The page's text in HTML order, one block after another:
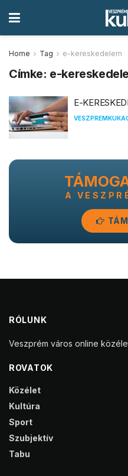
Home Tag e-kereskedelem
Címke: e-
E-
A
RÓLUNK
Veszprém város online
ROVATOK
Közélet
Kultúra
Sport
Szubjektív
Tabu